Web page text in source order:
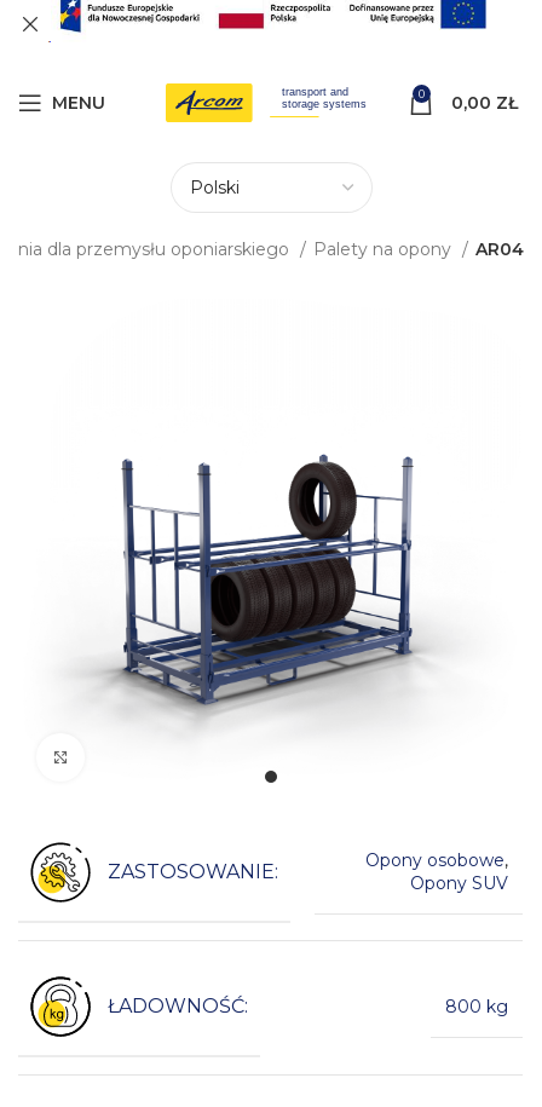
MENU 0 0,00 ZŁ
dla przemysłu oponiarskiego Palety na opony AR04
ZASTOSOWANIE: Opony osobowe,
Opony SUV
ŁADOWNOŚĆ: 800 kg